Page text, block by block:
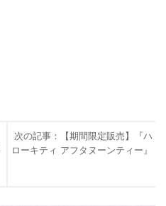
次の記事：【期間限定販売】『ハ
ローキティ アフタヌーンティー』